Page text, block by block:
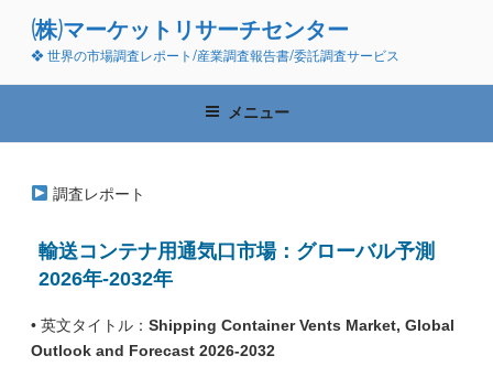
ン
(株)マーケットリサーチセンター
❖ 世界の市場調査レポート/産業調査報告書/委託調査サービス
メニュー
調査レポート
輸送コンテナ用通気口市場：グローバル予測
2026年-2032年
• 英文タイトル： Shipping Container Vents Market, Global
Outlook and Forecast 2026-2032